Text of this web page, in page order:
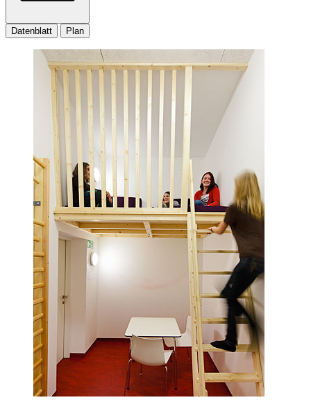
Datenblatt Plan